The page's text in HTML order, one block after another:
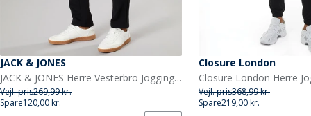
JACK & JONES
JACK & JONES Herre Vesterbro Joggingbukser Med Åben Kant Sort/Hvid
Vejl. pris269,99 kr.
Spare120,00 kr.
Closure London
Vejl. pris368,99 kr.
Spare219,00 kr.